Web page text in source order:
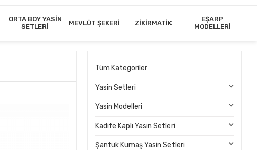
ORTA BOY YASİN
SETLERİ
MEVLÜT ŞEKERİ ZİKİRMATİK
EŞARP
MODELLERİ
Tüm Kategoriler
Yasin Setleri
Yasin Modelleri
Kadife Kaplı Yasin Setleri
Şantuk Kumaş Yasin Setleri